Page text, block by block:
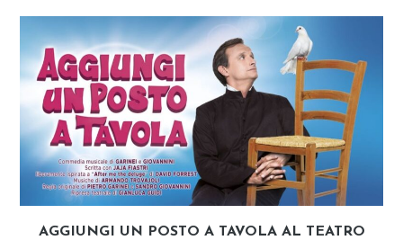
AGGIUNGI UN POSTO A TAVOLA AL TEATRO